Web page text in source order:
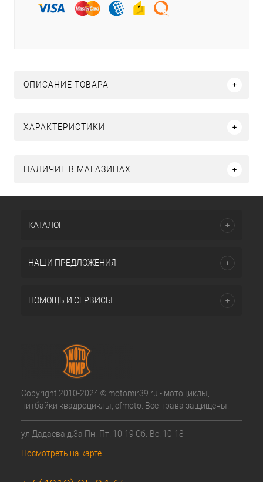
ОПИСАНИЕ ТОВАРА
ХАРАКТЕРИСТИКИ
НАЛИЧИЕ В МАГАЗИНАХ
КАТАЛОГ
НАШИ ПРЕДЛОЖЕНИЯ
ПОМОЩЬ И СЕРВИСЫ
Copyright 2010-2024 © motomir39.ru - мотоциклы,
питбайки квадроциклы, cfmoto. Все права защищены.
ул.Дадаева д.3а Пн.-Пт. 10-19 Сб.-Вс. 10-18
Посмотреть на карте